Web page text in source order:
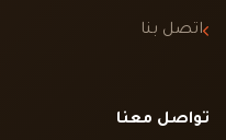
اتصل بنا
تواصل معنا